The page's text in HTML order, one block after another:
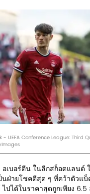
UEFA Conference League: Third
อเบอร์ดีน ในลีกสก็อตแลนด์
นฝ่ายโชคดีสุด ๆ ที่คว้าตัวแ
ปได้ในราคาสุดถูกเพียง